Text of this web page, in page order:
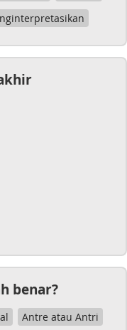
benar?
Antre atau Antri